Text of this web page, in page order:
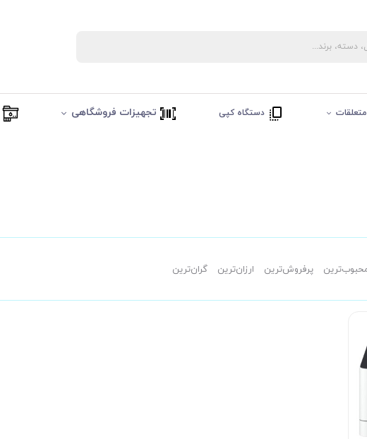
دستگاه کپی تجهیزات فروشگاهی
پرفروش‌ترین ارزان‌ترین گران‌ترین